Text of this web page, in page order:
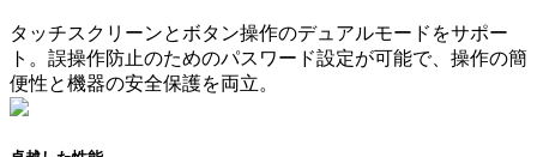
タッチスクリーンとボタン操作のデュアルモードをサポー
ト。誤操作防止のためのパスワード設定が可能で、操作の簡
便性と機器の安全保護を両立。